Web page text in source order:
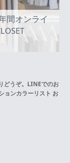
間オンライ
どうぞ。LINEでのお
ンカラーリスト お